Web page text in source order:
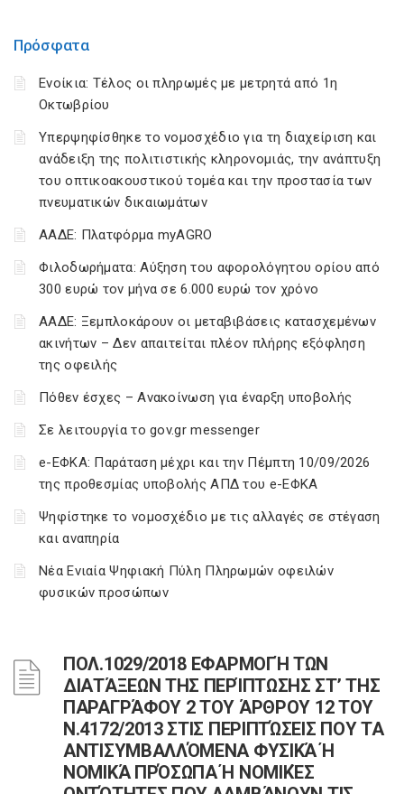
Πρόσφατα
Ενοίκια: Τέλος οι πληρωμές με μετρητά από 1η
Οκτωβρίου
Υπερψηφίσθηκε το νομοσχέδιο για τη διαχείριση και
ανάδειξη της πολιτιστικής κληρονομιάς, την ανάπτυξη
του οπτικοακουστικού τομέα και την προστασία των
πνευματικών δικαιωμάτων
ΑΑΔΕ: Πλατφόρμα myAGRO
Φιλοδωρήματα: Αύξηση του αφορολόγητου ορίου από
300 ευρώ τον μήνα σε 6.000 ευρώ τον χρόνο
ΑΑΔΕ: Ξεμπλοκάρουν οι μεταβιβάσεις κατασχεμένων
ακινήτων – Δεν απαιτείται πλέον πλήρης εξόφληση
της οφειλής
Πόθεν έσχες – Ανακοίνωση για έναρξη υποβολής
Σε λειτουργία το gov.gr messenger
e-ΕΦΚΑ: Παράταση μέχρι και την Πέμπτη 10/09/2026
της προθεσμίας υποβολής ΑΠΔ του e-ΕΦΚΑ
Ψηφίστηκε το νομοσχέδιο με τις αλλαγές σε στέγαση
και αναπηρία
Νέα Ενιαία Ψηφιακή Πύλη Πληρωμών οφειλών
φυσικών προσώπων
ΠΟΛ.1029/2018 ΕΦΑΡΜΟΓΉ ΤΩΝ
ΔΙΑΤΆΞΕΩΝ ΤΗΣ ΠΕΡΊΠΤΩΣΗΣ ΣΤ’ ΤΗΣ
ΠΑΡΑΓΡΆΦΟΥ 2 ΤΟΥ ΆΡΘΡΟΥ 12 ΤΟΥ
Ν.4172/2013 ΣΤΙΣ ΠΕΡΙΠΤΏΣΕΙΣ ΠΟΥ ΤΑ
ΑΝΤΙΣΥΜΒΑΛΛΌΜΕΝΑ ΦΥΣΙΚΆ Ή
ΝΟΜΙΚΆ ΠΡΌΣΩΠΑ Ή ΝΟΜΙΚΈΣ